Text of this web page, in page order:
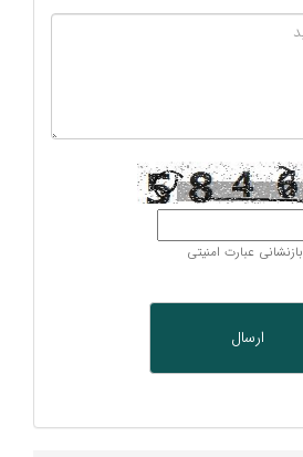
بازنشانی عبارت امنیتی